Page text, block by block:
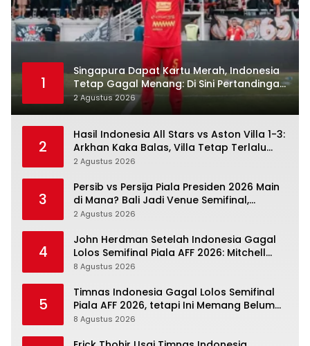
1
Singapura Dapat Kartu Merah, Indonesia
Tetap Gagal Menang: Di Sini Pertandingan
Berbelok
2 Agustus 2026
2
Hasil Indonesia All Stars vs Aston Villa 1-3:
Arkhan Kaka Balas, Villa Tetap Terlalu
Rapi
2 Agustus 2026
3
Persib vs Persija Piala Presiden 2026 Main
di Mana? Bali Jadi Venue Semifinal,
Ritmenya Beda
2 Agustus 2026
4
John Herdman Setelah Indonesia Gagal
Lolos Semifinal Piala AFF 2026: Mitchell
Baker Menjanjikan, Pemain Senior Terpukul
8 Agustus 2026
5
Timnas Indonesia Gagal Lolos Semifinal
Piala AFF 2026, tetapi Ini Memang Belum
Garis Akhir
8 Agustus 2026